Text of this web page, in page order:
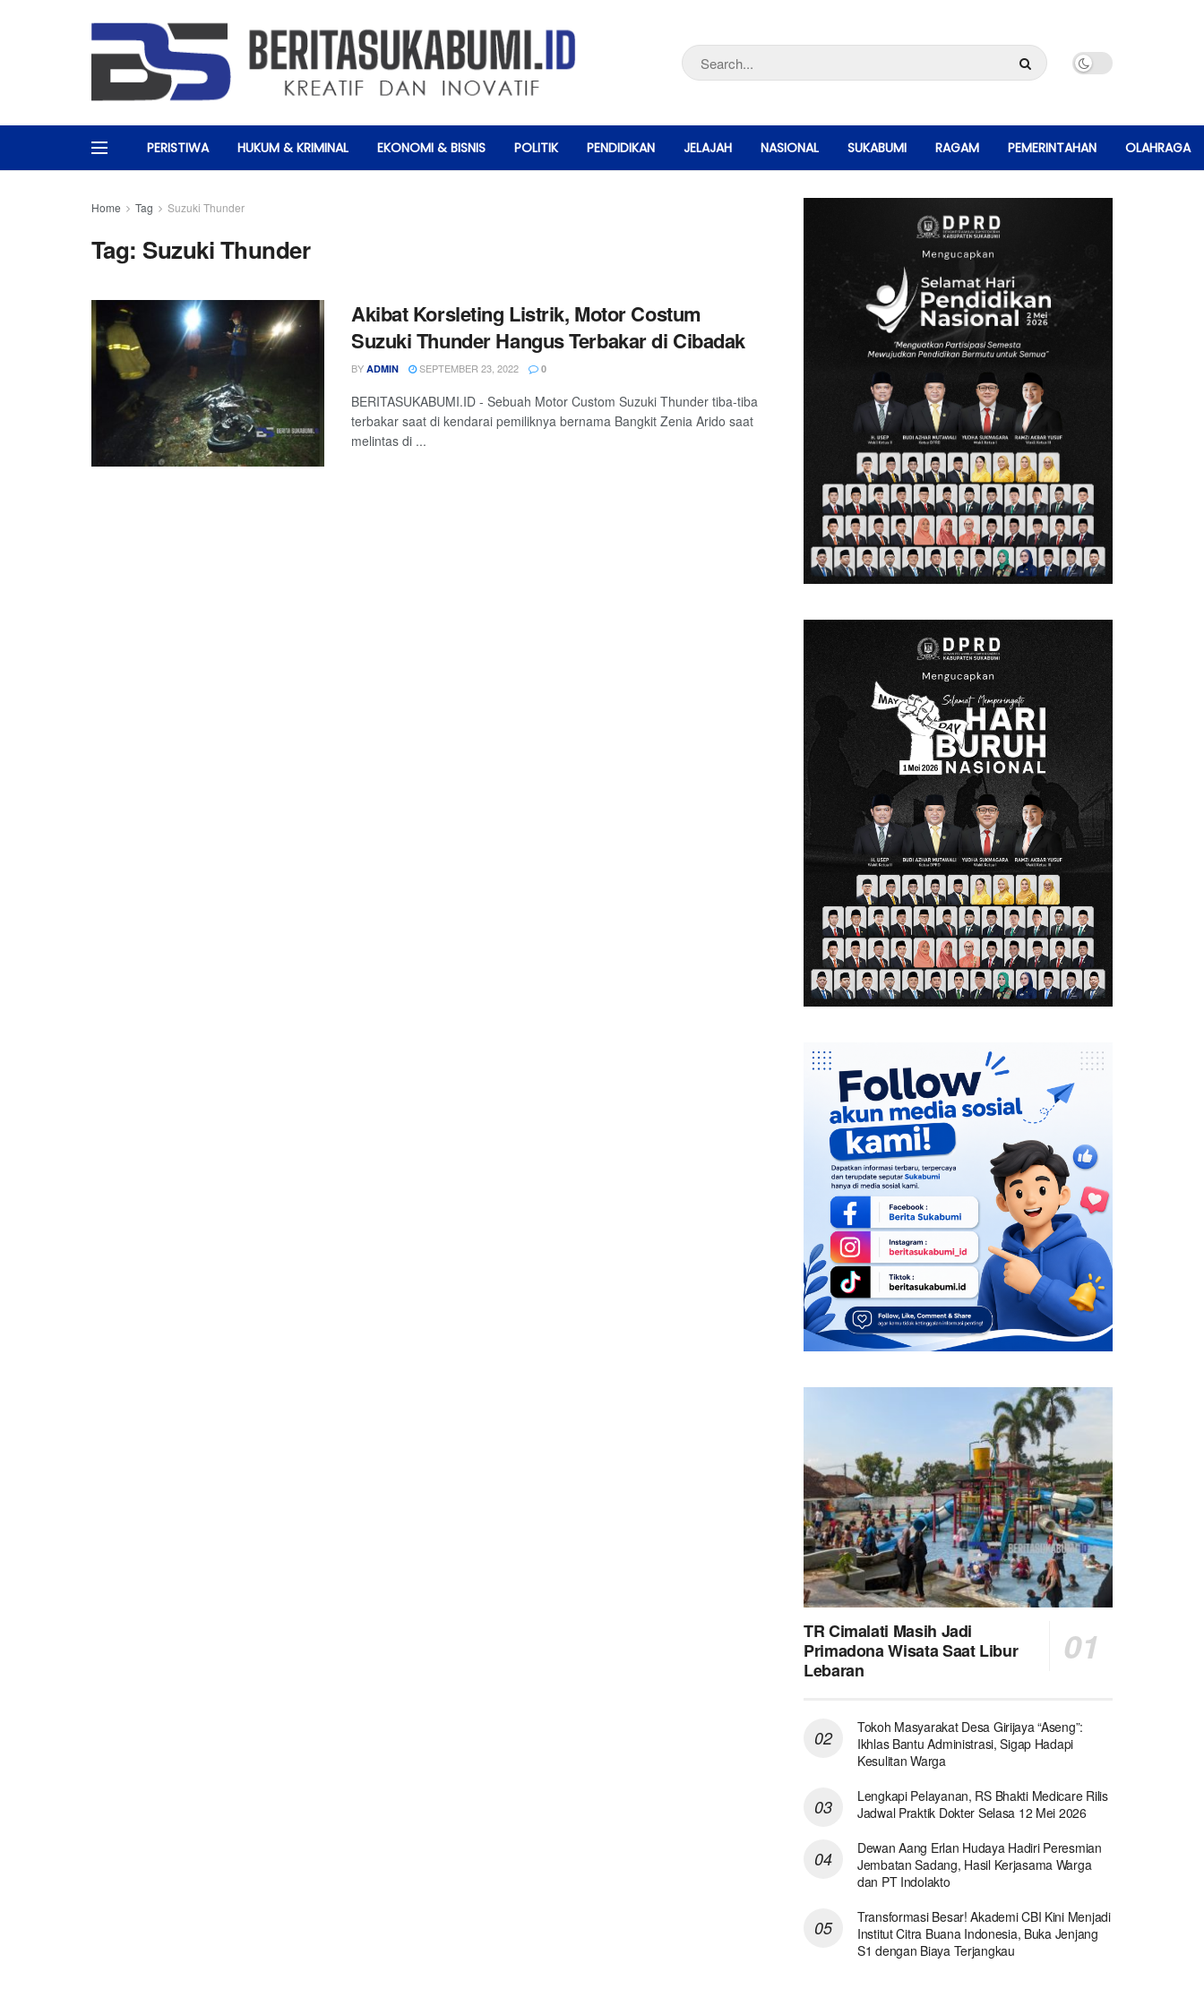
PERISTIWA HUKUM & KRIMINAL EKONOMI & BISNIS POLITIK PENDIDIKAN JELAJAH NASIONAL SUKABUMI RAGAM PEMERINTAHAN OLAHRAGA
Home Tag Suzuki Thunder
Tag: Suzuki Thunder
Akibat Korsleting Listrik, Motor Costum
Suzuki Thunder Hangus Terbakar di Cibadak
BY ADMIN SEPTEMBER 23, 2022 0
BERITASUKABUMI.ID - Sebuah Motor Custom Suzuki Thunder tiba-tiba
terbakar saat di kendarai pemiliknya bernama Bangkit Zenia Arido saat
melintas di ...
TR Cimalati Masih Jadi
Primadona Wisata Saat Libur
Lebaran
Tokoh Masyarakat Desa Girijaya “Aseng”:
Ikhlas Bantu Administrasi, Sigap Hadapi
Kesulitan Warga
Lengkapi Pelayanan, RS Bhakti Medicare Rilis
Jadwal Praktik Dokter Selasa 12 Mei 2026
Dewan Aang Erlan Hudaya Hadiri Peresmian
Jembatan Sadang, Hasil Kerjasama Warga
dan PT Indolakto
Transformasi Besar! Akademi CBI Kini Menjadi
Institut Citra Buana Indonesia, Buka Jenjang
S1 dengan Biaya Terjangkau